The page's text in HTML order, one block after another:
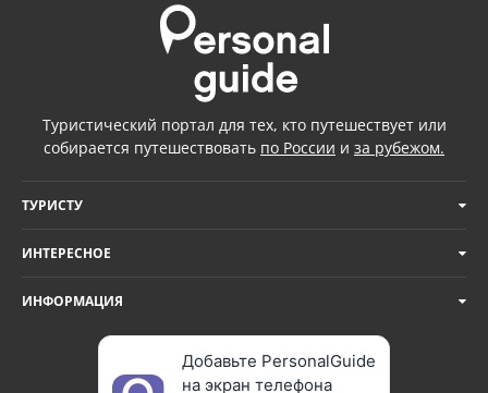
Туристический портал для тех, кто путешествует или
собирается путешествовать по России и за рубежом.
ТУРИСТУ
ИНТЕРЕСНОЕ
ИНФОРМАЦИЯ
Добавьте PersonalGuide
на экран телефона